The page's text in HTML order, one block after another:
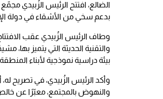
الضالع، افتتح الرئيس الزُبيدي
بدعم سخي من الأشقاء في دولة
وطاف الرئيس الزُبيدي عقب
والتقنية الحديثة التي يتميز بها،
بيئة دراسية نموذجية لأبناء
وأكد الرئيس الزُبيدي، في تصريح
والنهوض بالمجتمع، معبّرًا عن